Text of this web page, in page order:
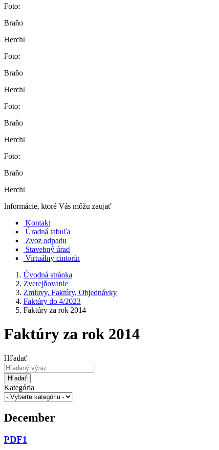
Foto:
Braňo
Herchl
Foto:
Braňo
Herchl
Foto:
Braňo
Herchl
Foto:
Braňo
Herchl
Informácie, ktoré Vás môžu zaujať
Kontakt
Úradná tabuľa
Zvoz odpadu
Stavebný úrad
Virtuálny cintorín
Úvodná stránka
Zverejňovanie
Zmluvy, Faktúry, Objednávky
Faktúry do 4/2023
Faktúry za rok 2014
Faktúry za rok 2014
Hľadať
Hľadať
Kategória
December
PDF1